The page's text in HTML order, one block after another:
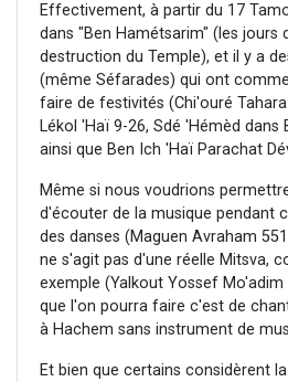
Effectivement, à partir du 17
dans "Ben Hamétsarim" (les jours
destruction du Temple), et il y a
(même Séfarades) qui ont
faire de festivités (Chi'ouré
Lékol 'Haï 9-26, Sdé 'Hémèd dans
ainsi que Ben Ich 'Haï Parachat
Même si nous voudrions
d'écouter de la musique pendant
des danses (Maguen Avraham
ne s'agit pas d'une réelle Mitsva,
exemple (Yalkout Yossef
que l'on pourra faire c'est de
à Hachem sans instrument de
Et bien que certains considèrent